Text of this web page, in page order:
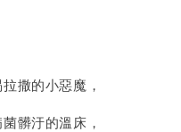
撒的小惡魔，
髒汙的溫床，